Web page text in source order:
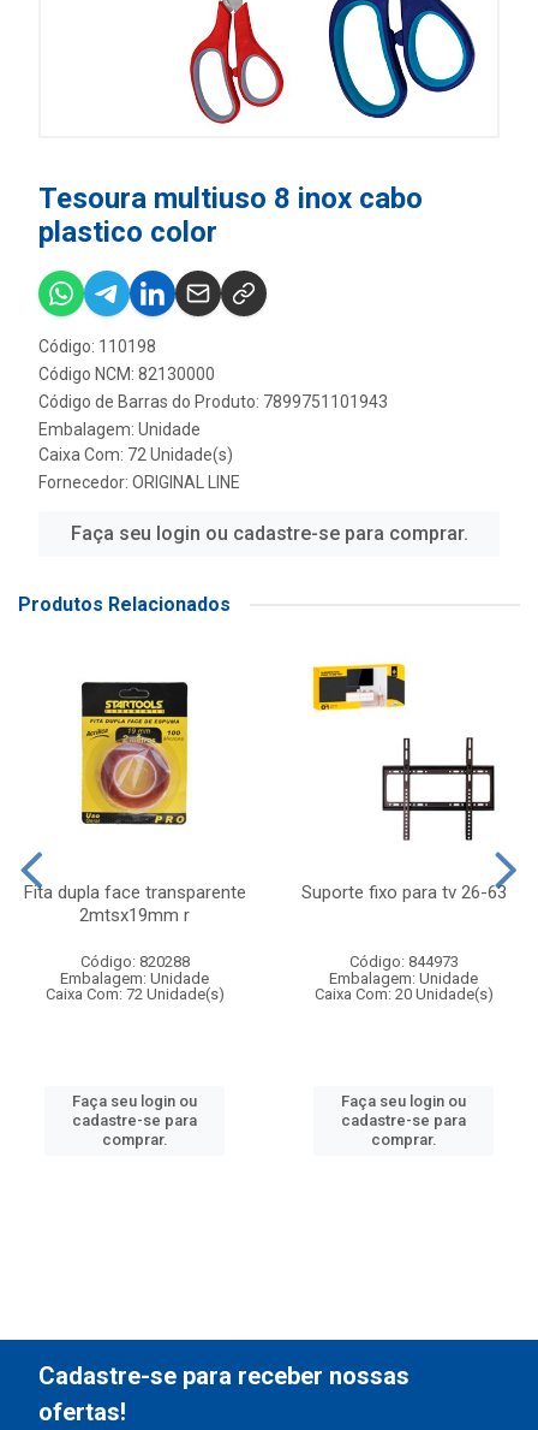
Tesoura multiuso 8 inox cabo
plastico color
Código: 110198
Código NCM: 82130000
Código de Barras do Produto: 7899751101943
Embalagem: Unidade
Caixa Com: 72 Unidade(s)
Fornecedor: ORIGINAL LINE
Faça seu login ou cadastre-se para comprar.
Produtos Relacionados
Fita dupla face transparente
2mtsx19mm r
Código: 820288
Embalagem: Unidade
Caixa Com: 72 Unidade(s)
Faça seu login ou
cadastre-se para
comprar.
Suporte fixo para tv 26-63
Código: 844973
Embalagem: Unidade
Caixa Com: 20 Unidade(s)
Faça seu login ou
cadastre-se para
comprar.
Cadastre-se para receber nossas
ofertas!